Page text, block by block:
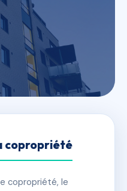
copropriété
copropriété, le